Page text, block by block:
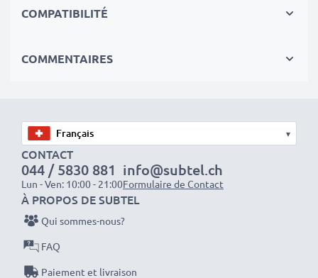
une grandeCapacité: 750mAh
au lithium sans effet de mémoire
professionels compétants
✔100% compatible
d'origine Konica NP-200
Données techniques:
Marque:
COMPATIBILITÉ
COMMENTAIRES
▾
CONTACT
044 / 5830 881
Lun - Ven: 10:00 - 21:00
info@subtel.ch
Formulaire de Contact
À PROPOS DE SUBTEL
Qui sommes-nous?
FAQ
Paiement et livraison